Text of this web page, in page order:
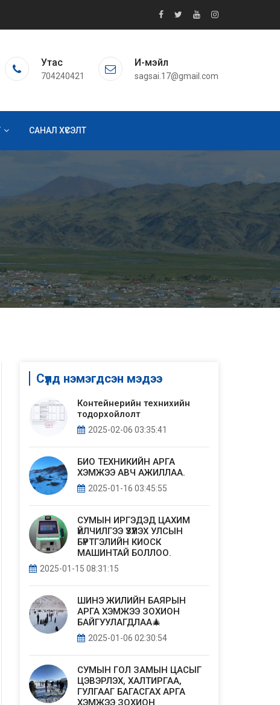
Утас
704240421
И-мэйл
sagsai.17@gmail.com
САНАЛ ХҮСЭЛТ
Сүүлд нэмэгдсэн мэдээ
Контейнерийн технихийн
тодорхойлолт
2025-02-06 03:35:41
БИО ТЕХНИКИЙН АРГА
ХЭМЖЭЭ АВЧ АЖИЛЛАА.
2025-01-16 03:45:55
СУМЫН ИРГЭДЭД ЦАХИМ
ҮЙЛЧИЛГЭЭ ҮЗҮҮЛЭХ УЛСЫН
БҮРТГЭЛИЙН КИОСК
МАШИНТАЙ БОЛЛОО.
2025-01-15 08:31:15
ШИНЭ ЖИЛИЙН БАЯРЫН
АРГА ХЭМЖЭЭ ЗОХИОН
БАЙГУУЛАГДЛАА🎄
2025-01-06 02:30:54
СУМЫН ГОЛ ЗАМЫН ЦАСЫГ
ЦЭВЭРЛЭХ, ХАЛТИРГАА,
ГУЛГААГ БАГАСГАХ АРГА
ХЭМЖЭЭ ЗОХИОН